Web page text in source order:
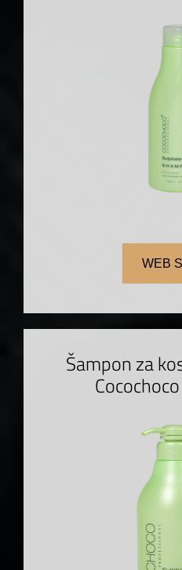
WEB
Šampon za